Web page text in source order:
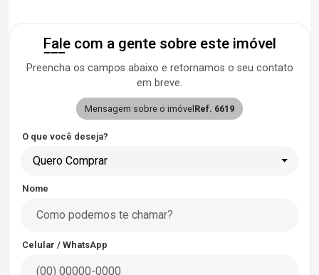
Fale com a gente sobre este imóvel
Preencha os campos abaixo e retornamos o seu contato
em breve.
Mensagem sobre o imóvel Ref. 6619
O que você deseja?
Quero Comprar
Nome
Celular / WhatsApp